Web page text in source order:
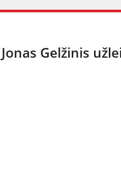
Gelžinis